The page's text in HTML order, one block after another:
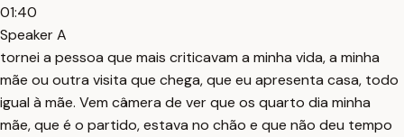
01:40
Speaker A
tornei a pessoa que mais criticavam a minha vida, a minha
mãe ou outra visita que chega, que eu apresenta casa, todo
igual à mãe. Vem câmera de ver que os quarto dia minha
mãe, que é o partido, estava no chão e que não deu tempo